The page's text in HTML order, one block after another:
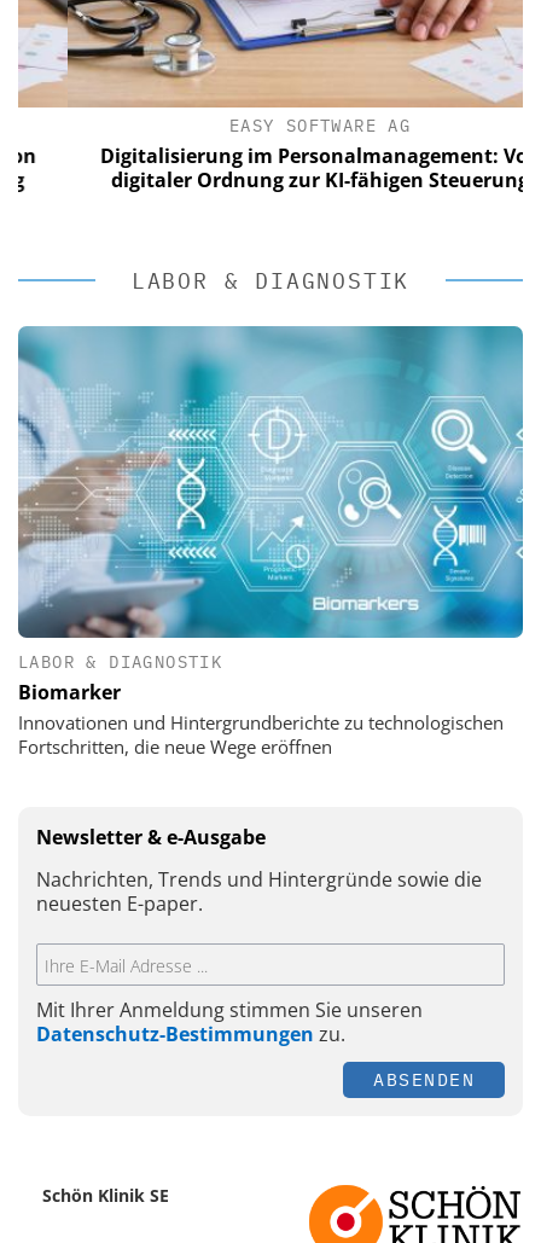
EASY SOFTWARE AG
Digitalisierung im Personalmanagement: Von
digitaler Ordnung zur KI-fähigen Steuerung
LABOR & DIAGNOSTIK
LABOR & DIAGNOSTIK
Biomarker
Innovationen und Hintergrundberichte zu technologischen
Fortschritten, die neue Wege eröffnen
Newsletter & e-Ausgabe
Nachrichten, Trends und Hintergründe sowie die
neuesten E-paper.
Mit Ihrer Anmeldung stimmen Sie unseren
Datenschutz-Bestimmungen zu.
ABSENDEN
Schön Klinik SE